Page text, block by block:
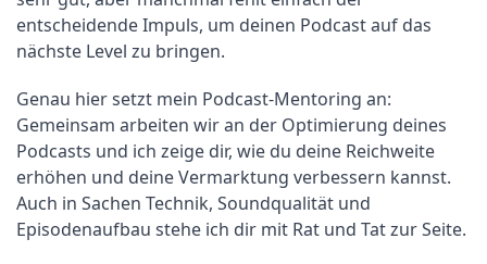
entscheidende Impuls, um deinen Podcast auf das
nächste Level zu bringen.
Genau hier setzt mein Podcast-Mentoring an:
Gemeinsam arbeiten wir an der Optimierung deines
Podcasts und ich zeige dir, wie du deine Reichweite
erhöhen und deine Vermarktung verbessern kannst.
Auch in Sachen Technik, Soundqualität und
Episodenaufbau stehe ich dir mit Rat und Tat zur Seite.